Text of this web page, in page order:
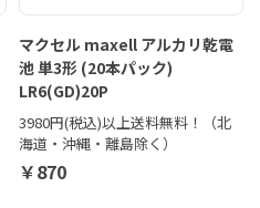
マクセル maxell アルカリ乾電
池 単3形 (20本パック)
LR6(GD)20P
3980円(税込)以上送料無料！（北
海道・沖縄・離島除く）
￥870